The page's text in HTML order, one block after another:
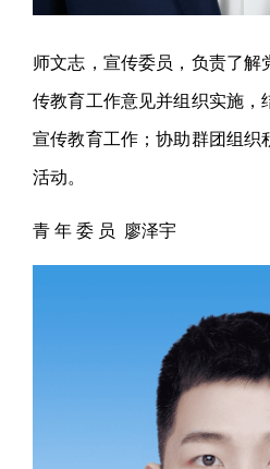
师文志，宣传委员，负责了解
传教育工作意见并组织实施，
宣传教育工作；协助群团组织
活动。
青 年 委 员 廖泽宇